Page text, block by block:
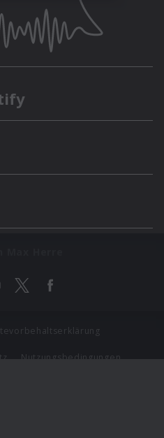
Nutzungsbedingungen